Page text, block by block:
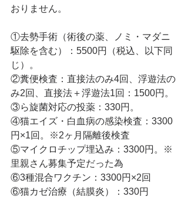
おりません。
①去勢手術（術後の薬、ノミ・マダニ
駆除を含む）：5500円（税込、以下同
じ）。
②糞便検査：直接法のみ4回、浮遊法の
み2回、直接法＋浮遊法1回：1500円。
③ら旋菌対応の投薬：330円。
④猫エイズ・白血病の感染検査：3300
円×1回。※2ヶ月隔離後検査
⑤マイクロチップ埋込み：3300円。※
里親さん募集予定だった為
⑥3種混合ワクチン：3300円×2回
⑥猫カゼ治療（結膜炎）：330円